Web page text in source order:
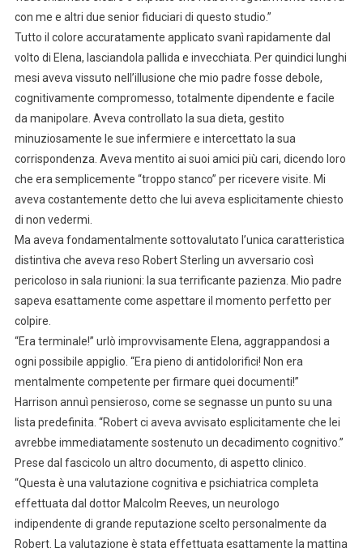
con me e altri due senior fiduciari di questo studio.”
Tutto il colore accuratamente applicato svanì rapidamente dal
volto di Elena, lasciandola pallida e invecchiata. Per quindici lunghi
mesi aveva vissuto nell’illusione che mio padre fosse debole,
cognitivamente compromesso, totalmente dipendente e facile
da manipolare. Aveva controllato la sua dieta, gestito
minuziosamente le sue infermiere e intercettato la sua
corrispondenza. Aveva mentito ai suoi amici più cari, dicendo loro
che era semplicemente “troppo stanco” per ricevere visite. Mi
aveva costantemente detto che lui aveva esplicitamente chiesto
di non vedermi.
Ma aveva fondamentalmente sottovalutato l’unica caratteristica
distintiva che aveva reso Robert Sterling un avversario così
pericoloso in sala riunioni: la sua terrificante pazienza. Mio padre
sapeva esattamente come aspettare il momento perfetto per
colpire.
“Era terminale!” urlò improvvisamente Elena, aggrappandosi a
ogni possibile appiglio. “Era pieno di antidolorifici! Non era
mentalmente competente per firmare quei documenti!”
Harrison annuì pensieroso, come se segnasse un punto su una
lista predefinita. “Robert ci aveva avvisato esplicitamente che lei
avrebbe immediatamente sostenuto un decadimento cognitivo.”
Prese dal fascicolo un altro documento, di aspetto clinico.
“Questa è una valutazione cognitiva e psichiatrica completa
effettuata dal dottor Malcolm Reeves, un neurologo
indipendente di grande reputazione scelto personalmente da
Robert. La valutazione è stata effettuata esattamente la mattina